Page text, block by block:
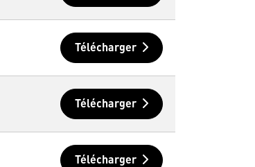
Télécharger
Télécharger
Télécharger